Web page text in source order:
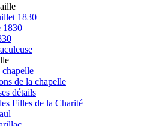
1830
1830
de la chapelle
détails
Filles de la Charité